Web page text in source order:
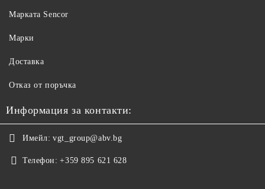
Maрката Sencor
Марки
Доставка
Отказ от поръчка
Информация за контакти:
Имейл: vgt_group@abv.bg
Телефон: +359 895 621 628